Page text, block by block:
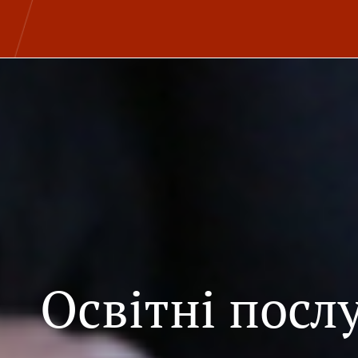
Освітні